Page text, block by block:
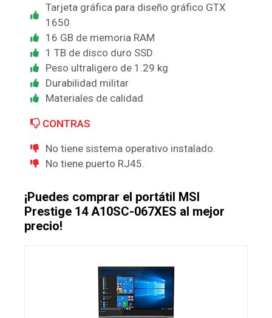
Tarjeta gráfica para diseño gráfico GTX
1650
16 GB de memoria RAM
1 TB de disco duro SSD
Peso ultraligero de 1.29 kg
Durabilidad militar
Materiales de calidad
CONTRAS
No tiene sistema operativo instalado.
No tiene puerto RJ45.
¡Puedes comprar el portátil MSI
Prestige 14 A10SC-067XES al mejor
precio!